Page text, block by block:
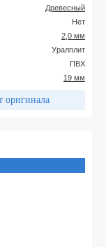
Древесный
Нет
2,0 мм
Уралплит
ПВХ
19 мм
оригинала